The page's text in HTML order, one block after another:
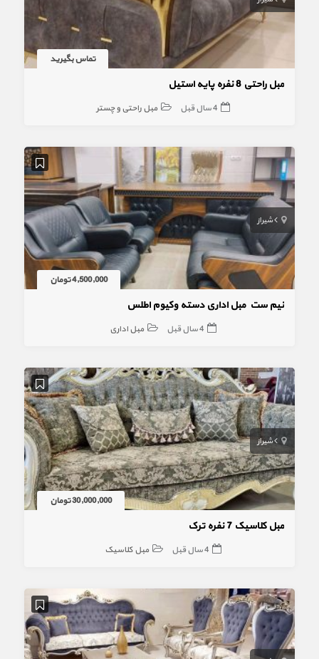
تماس بگیرید
مبل راحتی 8 نفره پایه استیل
4 سال قبل مبل راحتی و چستر
شیراز
4,500,000 تومان
نیم ست مبل اداری دسته وکیوم اطلس
4 سال قبل مبل اداری
شیراز
30,000,000 تومان
مبل کلاسیک 7 نفره ترک
4 سال قبل مبل کلاسیک